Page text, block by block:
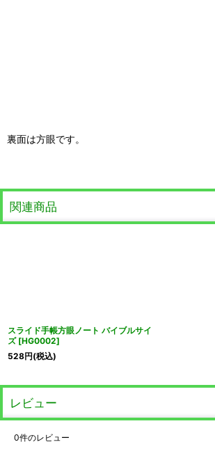
裏面は方眼です。
関連商品
スライド手帳方眼ノート バイブルサイ
ズ [HG0002]
528円(税込)
レビュー
0件のレビュー